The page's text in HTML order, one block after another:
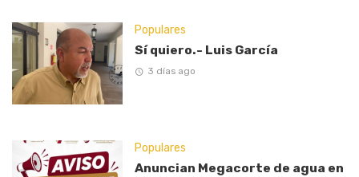
Populares
Sí quiero.- Luis García
3 días ago
Populares
Anuncian Megacorte de agua en